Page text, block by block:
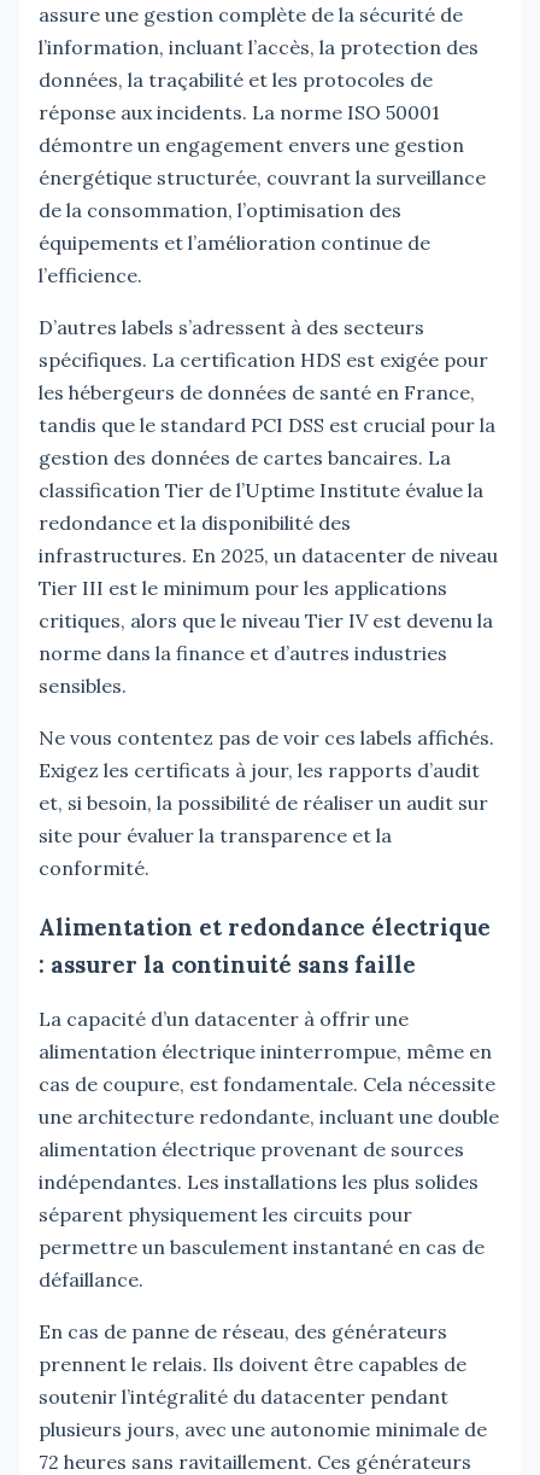
assure une gestion complète de la sécurité de
l’information, incluant l’accès, la protection des
données, la traçabilité et les protocoles de
réponse aux incidents. La norme ISO 50001
démontre un engagement envers une gestion
énergétique structurée, couvrant la surveillance
de la consommation, l’optimisation des
équipements et l’amélioration continue de
l’efficience.
D’autres labels s’adressent à des secteurs
spécifiques. La certification HDS est exigée pour
les hébergeurs de données de santé en France,
tandis que le standard PCI DSS est crucial pour la
gestion des données de cartes bancaires. La
classification Tier de l’Uptime Institute évalue la
redondance et la disponibilité des
infrastructures. En 2025, un datacenter de niveau
Tier III est le minimum pour les applications
critiques, alors que le niveau Tier IV est devenu la
norme dans la finance et d’autres industries
sensibles.
Ne vous contentez pas de voir ces labels affichés.
Exigez les certificats à jour, les rapports d’audit
et, si besoin, la possibilité de réaliser un audit sur
site pour évaluer la transparence et la
conformité.
Alimentation et redondance électrique
: assurer la continuité sans faille
La capacité d’un datacenter à offrir une
alimentation électrique ininterrompue, même en
cas de coupure, est fondamentale. Cela nécessite
une architecture redondante, incluant une double
alimentation électrique provenant de sources
indépendantes. Les installations les plus solides
séparent physiquement les circuits pour
permettre un basculement instantané en cas de
défaillance.
En cas de panne de réseau, des générateurs
prennent le relais. Ils doivent être capables de
soutenir l’intégralité du datacenter pendant
plusieurs jours, avec une autonomie minimale de
72 heures sans ravitaillement. Ces générateurs